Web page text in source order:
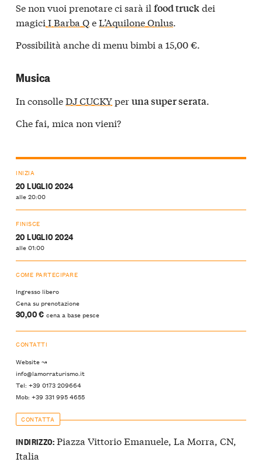
Se non vuoi prenotare ci sarà il food truckdei
magici I Barba QeL’Aquilone Onlus.
Possibilità anche di menu bimbi a 15,00 €.
Musica
In consolleDJ CUCKYperuna super serata.
Che fai, mica non vieni?
INIZIA
20 LUGLIO 2024
alle 20:00
FINISCE
20 LUGLIO 2024
alle 01:00
COME PARTECIPARE
Ingresso libero
Cena su prenotazione
30,00 € cena a base pesce
CONTATTI
Website ↝
info@lamorraturismo.it
Tel: +39 0173 209664
Mob: +39 331 995 4655
CONTATTA
INDIRIZZO:Piazza Vittorio Emanuele, La Morra, CN,
Italia